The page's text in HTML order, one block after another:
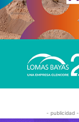
- publicidad -